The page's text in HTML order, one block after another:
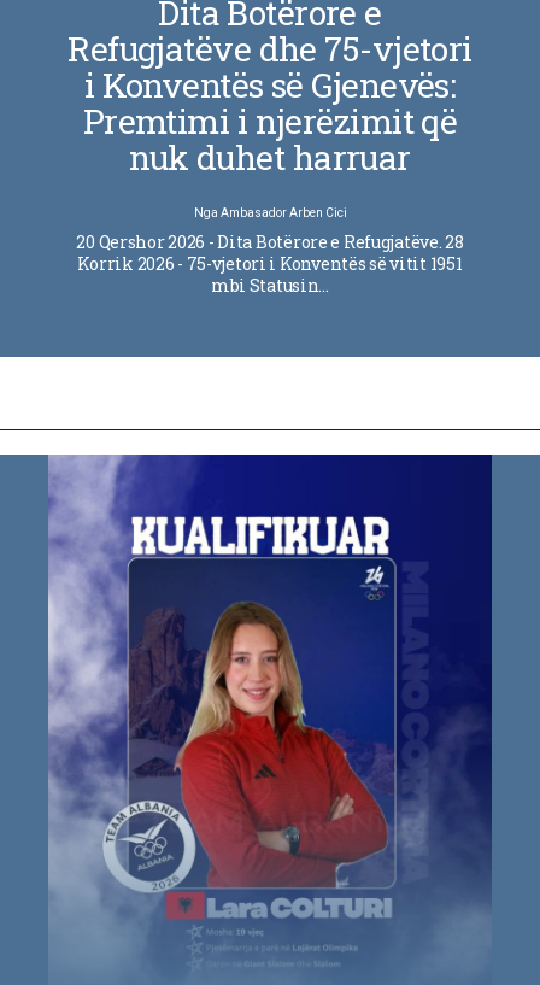
Dita Botërore e
Refugjatëve dhe 75-vjetori
i Konventës së Gjenevës:
Premtimi i njerëzimit që
nuk duhet harruar
Nga Ambasador Arben Cici
20 Qershor 2026 - Dita Botërore e Refugjatëve. 28
Korrik 2026 - 75-vjetori i Konventës së vitit 1951
mbi Statusin…